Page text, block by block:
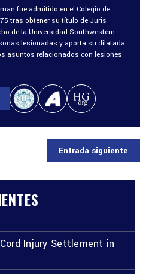
fue admitido en el Colegio de
tras obtener su título de Juris
de la Universidad Southwestern.
lesionadas y aporta su dilatada
asuntos relacionados con lesiones
Entrada siguiente
Injury Settlement in